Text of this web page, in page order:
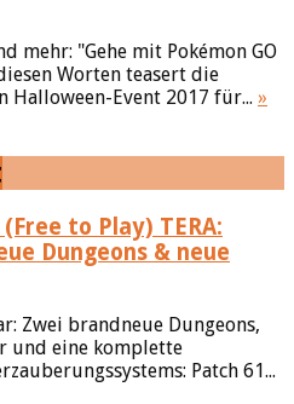
mehr: "Gehe mit Pokémon GO
Worten teasert die
Halloween-Event 2017 für... »
TERA:
Dungeons & neue
Zwei brandneue Dungeons,
und eine komplette
Patch 61...